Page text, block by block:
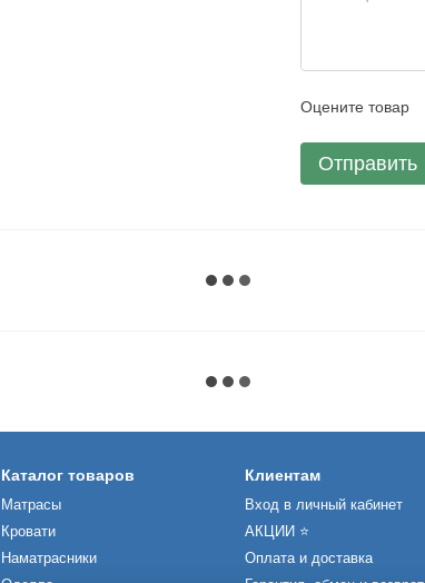
Оцените товар
Отправить
Каталог товаров
Матрасы
Кровати
Наматрасники
Клиентам
Вход в личный кабинет
АКЦИИ ⭐️
Оплата и доставка